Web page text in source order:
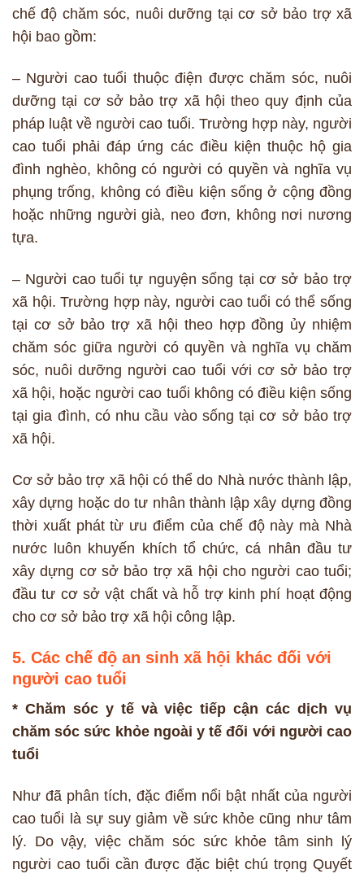
chế độ chăm sóc, nuôi dưỡng tại cơ sở bảo trợ xã
hội bao gồm:
– Người cao tuổi thuộc điện được chăm sóc, nuôi
dưỡng tại cơ sở bảo trợ xã hội theo quy định của
pháp luật về người cao tuổi. Trường hợp này, người
cao tuổi phải đáp ứng các điều kiện thuộc hộ gia
đình nghèo, không có người có quyền và nghĩa vụ
phụng trống, không có điều kiện sống ở cộng đồng
hoặc những người già, neo đơn, không nơi nương
tựa.
– Người cao tuổi tự nguyện sống tại cơ sở bảo trợ
xã hội. Trường hợp này, người cao tuổi có thể sống
tại cơ sở bảo trợ xã hội theo hợp đồng ủy nhiệm
chăm sóc giữa người có quyền và nghĩa vụ chăm
sóc, nuôi dưỡng người cao tuổi với cơ sở bảo trợ
xã hội, hoặc người cao tuổi không có điều kiện sống
tại gia đình, có nhu cầu vào sống tại cơ sở bảo trợ
xã hội.
Cơ sở bảo trợ xã hội có thể do Nhà nước thành lập,
xây dựng hoặc do tư nhân thành lập xây dựng đồng
thời xuất phát từ ưu điểm của chế độ này mà Nhà
nước luôn khuyến khích tổ chức, cá nhân đầu tư
xây dựng cơ sở bảo trợ xã hội cho người cao tuổi;
đầu tư cơ sở vật chất và hỗ trợ kinh phí hoạt động
cho cơ sở bảo trợ xã hội công lập.
5. Các chế độ an sinh xã hội khác đối với
người cao tuổi
* Chăm sóc y tế và việc tiếp cận các dịch vụ
chăm sóc sức khỏe ngoài y tế đối với người cao
tuổi
Như đã phân tích, đặc điểm nổi bật nhất của người
cao tuổi là sự suy giảm về sức khỏe cũng như tâm
lý. Do vậy, việc chăm sóc sức khỏe tâm sinh lý
người cao tuổi cần được đặc biệt chú trọng Quyết